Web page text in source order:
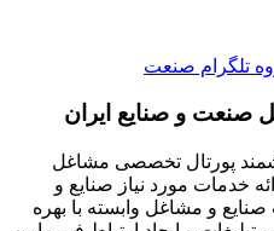
صنعت و صنایع ایران
پورتال تخصصی مشاغل
خدمات مورد نیاز صنایع و
و مشاغل وابسته با بهره